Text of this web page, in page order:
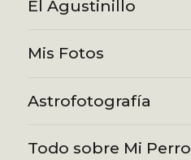
El Agustinillo
Mis Fotos
Astrofotografía
Todo sobre Mi Perro